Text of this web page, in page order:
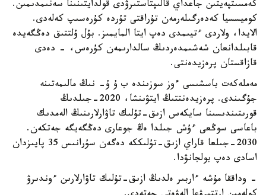
كەمسىتپەيتىن جاعداي قالىپتاستىرۋدى قولدايتىنىنا سەنىمدىمىن.
كوميسسيا كەدەرگىلەرمەن تۇراقتى تۇردە كۇرەسىپ كەلەدى.
الايدا، ولاردى ءتيىمدى دەپ ايتا المايمىز. بۇل ۇلتتىق دەڭگەيدە
قابىلدانعان شەشىمدەردىڭ سالدارىمەن كۇرەس، - دەدى
قازاقستان پرەزيدەنتى.
مەملەكەت باسشىسى ءوز سوزىندە ب ۇ ۇ- نىڭ مالىمەتىنە
جۇگىندى. پرەزيدەنتتىڭ ايتۋىنشا، 2020-جىلدىڭ
قورىتىندىسىنا سايكەس ازىق-تۇلىك تاۋارلارىنىڭ الەمدىك
باعاسى سوڭعى ءۇش جىلدا ەڭ جوعارى دەڭگەيگە جەتكەن.
2030-جىلعا قاراي ازىق-تۇلىككە دەگەن سۇرانىس 35 پايىزدان
اسادى دەپ بولجانۋدا.
- وداققا مۇشە ءاربىر ەلدىڭ ازىق-تۇلىك تاۋارلارىن ءوندىرۋ